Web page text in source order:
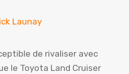
Launay
de rivaliser avec
le Toyota Land Cruiser